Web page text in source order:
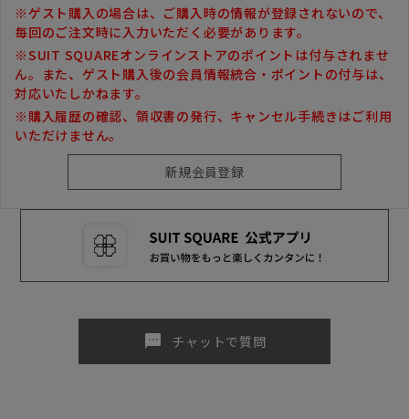
※ゲスト購入の場合は、ご購入時の情報が登録されないので、
毎回のご注文時に入力いただく必要があります。
※SUIT SQUAREオンラインストアのポイントは付与されませ
ん。また、ゲスト購入後の会員情報統合・ポイントの付与は、
対応いたしかねます。
※購入履歴の確認、領収書の発行、キャンセル手続きはご利用
いただけません。
sms チャットで質問